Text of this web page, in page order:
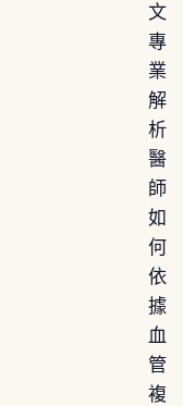
文
專
業
解
析
醫
師
如
何
依
據
血
管
複